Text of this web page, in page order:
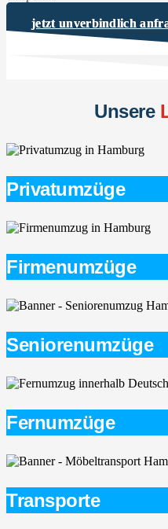
jetzt unverbindlich
Unsere
Privatumzüge
Firmenumzüge
Seniorenumzüge
Fernumzüge
Transporte